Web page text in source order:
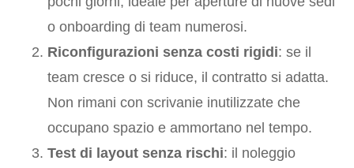
o onboarding di team numerosi.
Riconfigurazioni senza costi rigidi: se il
team cresce o si riduce, il contratto si adatta.
Non rimani con scrivanie inutilizzate che
occupano spazio e ammortano nel tempo.
Test di layout senza rischi: il noleggio